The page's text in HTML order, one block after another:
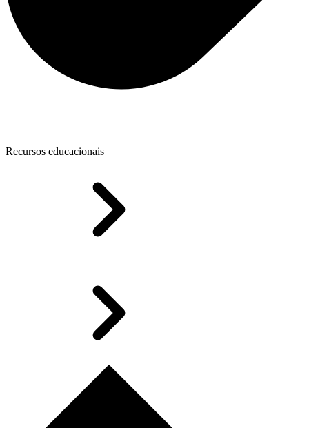
Recursos educacionais